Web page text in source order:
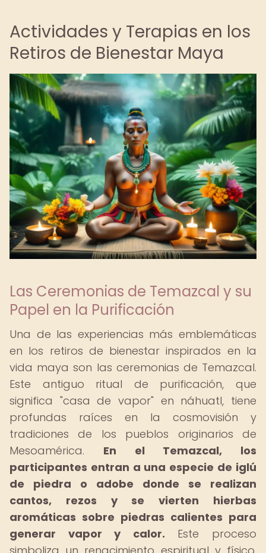
Actividades y Terapias en los
Retiros de Bienestar Maya
Las Ceremonias de Temazcal y su
Papel en la Purificación
Una de las experiencias más emblemáticas
en los retiros de bienestar inspirados en la
vida maya son las ceremonias de Temazcal.
Este antiguo ritual de purificación, que
significa "casa de vapor" en náhuatl, tiene
profundas raíces en la cosmovisión y
tradiciones de los pueblos originarios de
Mesoamérica. En el Temazcal, los
participantes entran a una especie de iglú
de piedra o adobe donde se realizan
cantos, rezos y se vierten hierbas
aromáticas sobre piedras calientes para
generar vapor y calor. Este proceso